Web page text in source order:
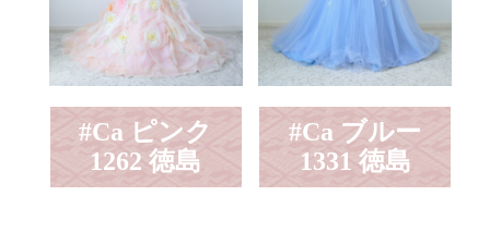
#Ca ピンク
1262 徳島
#Ca ブルー
1331 徳島